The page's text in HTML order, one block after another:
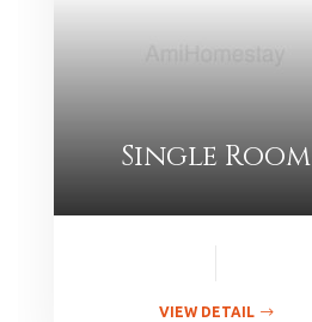
Single Room
VIEW DETAIL